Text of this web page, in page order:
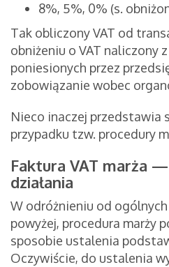
8%, 5%, 0% (s.
Tak obliczony VAT od
obniżeniu o VAT naliczony
poniesionych przez
zobowiązanie wobec
Nieco inaczej przedstawia
przypadku tzw. procedury
Faktura VAT marża
działania
W odróżnieniu od
powyżej, procedura marży
sposobie ustalenia
Oczywiście, do ustalenia